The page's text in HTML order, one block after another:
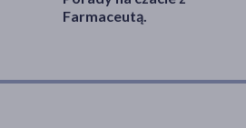
Farmaceutą.